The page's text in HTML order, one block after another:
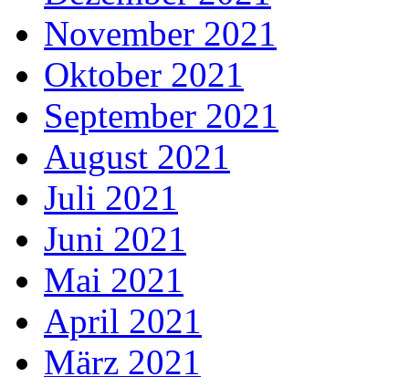
November 2021
Oktober 2021
September 2021
August 2021
Juli 2021
Juni 2021
Mai 2021
April 2021
März 2021